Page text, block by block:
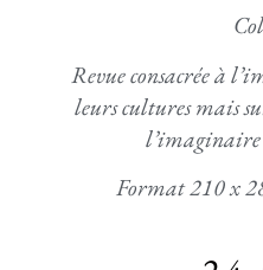
Revue consacrée à
leurs cultures mais
l’imaginaire
Format 210 x